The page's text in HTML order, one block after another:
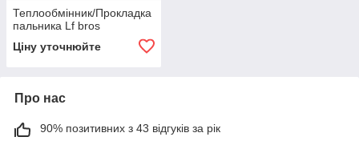
Теплообмінник/Прокладка
пальника Lf bros
Ціну уточнюйте
Про нас
90% позитивних з 43 відгуків за рік